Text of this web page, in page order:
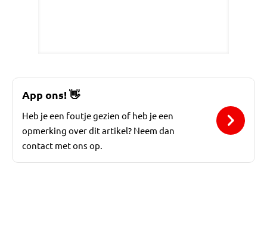
App ons!👋
Heb je een foutje gezien of heb je een
opmerking over dit artikel? Neem dan
contact met ons op.